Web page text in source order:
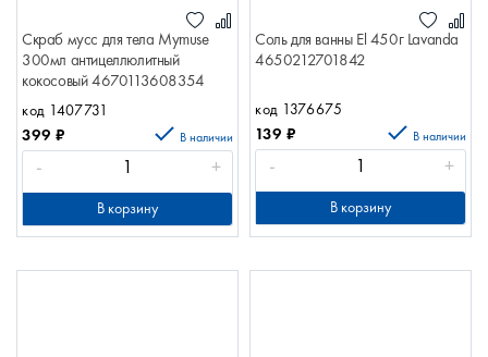
Скраб мусс для тела Mymuse
300мл антицеллюлитный
кокосовый 4670113608354
код 1407731
399 ₽ В наличии
- +
В корзину
Соль для ванны El 450г Lavanda
4650212701842
код 1376675
139 ₽ В наличии
- +
В корзину